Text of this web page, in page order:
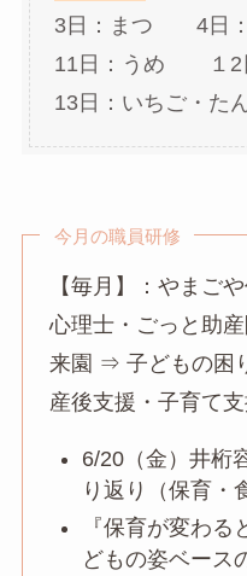
3日：まつ 4日
11日：うめ １2
13日：いちご・た
今月の職員研修
【毎月】：やまご
心理士・ごっと助
来園 ⇒ 子どもの困
産後支援・子育て
6/20（金）井桁
り返り（保育・
『保育が変わ
どもの姿ベー